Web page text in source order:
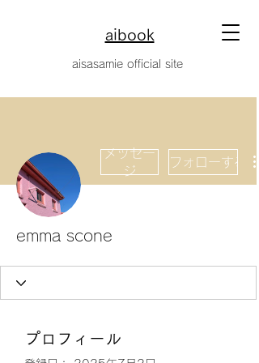
aibook
​aisasamie official site
メッセー
ジ
フォローする
emma scone
プロフィール